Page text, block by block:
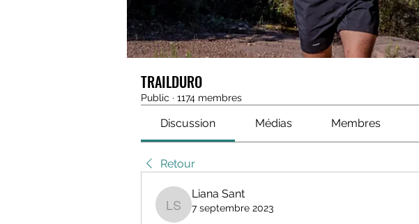
TRAILDURO
Public · 1174 membres
Discussion Médias Membres
Retour
Liana Sant
Liana Sant
7 septembre 2023